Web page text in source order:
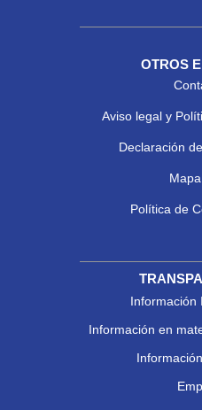
OTROS
Aviso legal y
Declaración
Política de
Información
Información en